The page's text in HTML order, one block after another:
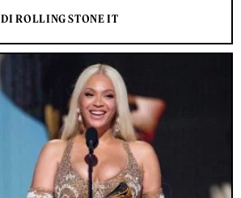
DI ROLLING STONE IT